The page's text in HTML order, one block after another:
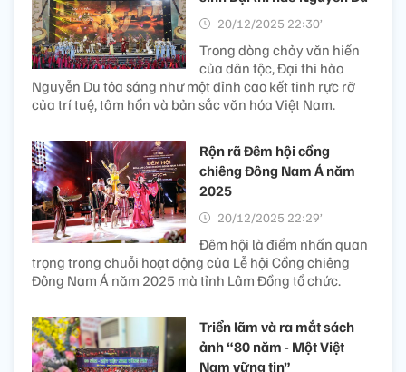
di sản liên hoàn, thống nhất​
20/12/2025 22:30’
Đây là nơi kết tinh hài hòa
giữa di sản vật thể và phi vật thể, giữa cảnh quan thiên
tộc.
Lễ kỷ niệm 260 năm Ngày
20/12/2025 22:30’
Trong dòng chảy văn hiến
của dân tộc, Đại thi hào
của trí tuệ, tâm hồn và bản sắc văn hóa Việt Nam.
Rộn rã Đêm hội cồng